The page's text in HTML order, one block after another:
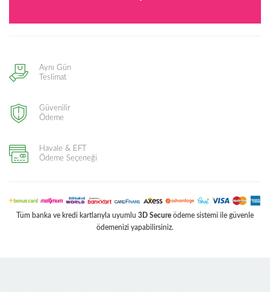
Aynı Gün
Teslimat
Güvenilir
Ödeme
Havale & EFT
Ödeme Seçeneği
Tüm banka ve kredi kartlarıyla uyumlu 3D Secure ödeme sistemi ile güvenle
ödemenizi yapabilirsiniz.